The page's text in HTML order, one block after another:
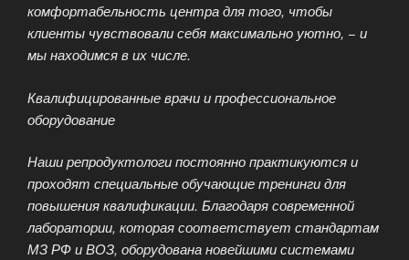
комфортабельность центра для того, чтобы
клиенты чувствовали себя максимально уютно, − и
мы находимся в их числе.
Квалифицированные врачи и профессиональное
оборудование
Наши репродуктологи постоянно практикуются и
проходят специальные обучающие тренинги для
повышения квалификации. Благодаря современной
лаборатории, которая соответствует стандартам
МЗ РФ и ВОЗ, оборудована новейшими системами